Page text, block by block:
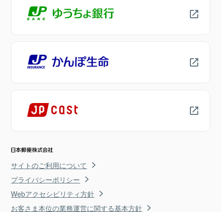
サイトのご利用について
プライバシーポリシー
Webアクセシビリティ方針
お客さま本位の業務運営に関する基本方針